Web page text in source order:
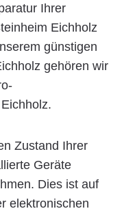
Ihrer
Eichholz
günstigen
gehören wir
Zustand Ihrer
Geräte
Dies ist auf
elektronischen